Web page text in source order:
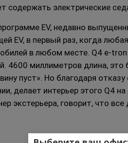
содержать электрические
EV, недавно
EV, в первый раз, когда
в любом месте. Q4 e-
4600 миллиметров длина, это
пуст». Но благодаря
делает интерьер этого Q4
экстерьера, говорит, что